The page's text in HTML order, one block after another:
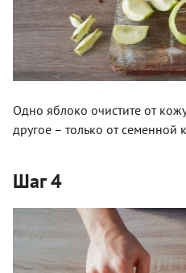
Одно яблоко очистите от
другое – только от семенной
Шаг 4